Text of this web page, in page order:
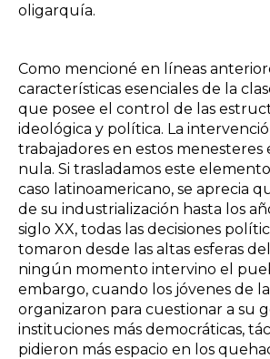
oligarquía.
Como mencioné en líneas
características esenciales de la
que posee el control de las
ideológica y política. La
trabajadores en estos menesteres
nula. Si trasladamos este
caso latinoamericano, se aprecia
de su industrialización hasta los
siglo XX, todas las decisiones
tomaron desde las altas esferas
ningún momento intervino el
embargo, cuando los jóvenes de
organizaron para cuestionar a su
instituciones más democráticas,
pidieron más espacio en los